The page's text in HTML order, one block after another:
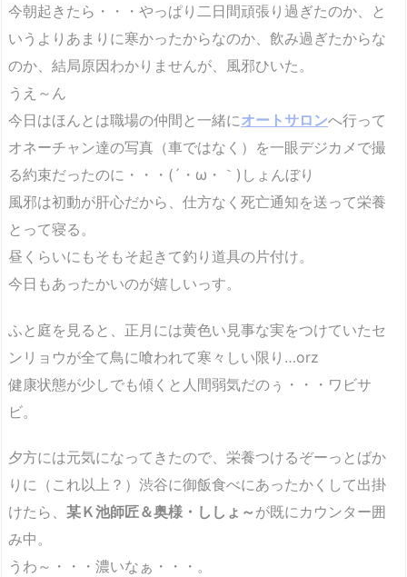
今朝起きたら・・・やっぱり二日間頑張り過ぎたのか、と
いうよりあまりに寒かったからなのか、飲み過ぎたからな
のか、結局原因わかりませんが、風邪ひいた。
うえ～ん
今日はほんとは職場の仲間と一緒にオートサロンへ行って
オネーチャン達の写真（車ではなく）を一眼デジカメで撮
る約束だったのに・・・(´・ω・｀)しょんぼり
風邪は初動が肝心だから、仕方なく死亡通知を送って栄養
とって寝る。
昼くらいにもそもそ起きて釣り道具の片付け。
今日もあったかいのが嬉しいっす。
ふと庭を見ると、正月には黄色い見事な実をつけていたセ
ンリョウが全て鳥に喰われて寒々しい限り…orz
健康状態が少しでも傾くと人間弱気だのぅ・・・ワビサ
ビ。
夕方には元気になってきたので、栄養つけるぞーっとばか
りに（これ以上？）渋谷に御飯食べにあったかくして出掛
けたら、 某Ｋ池師匠＆奥様・ししょ～ が既にカウンター囲
み中。
うわ～・・・濃いなぁ・・・。